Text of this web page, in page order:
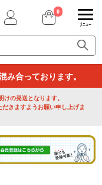
0
ﾒﾆｭｰ
み合っております。
の発送となります。
きますようお願い申し上げま